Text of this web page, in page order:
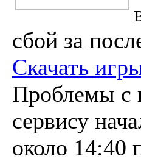
сбой за
Скачать
Проблемы с
сервису
около 14:40